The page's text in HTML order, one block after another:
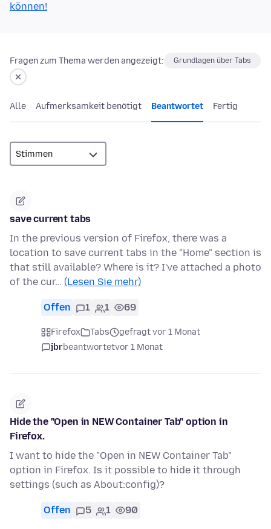
können!
Fragen zum Thema werden angezeigt: Grundlagen über Tabs
Alle Aufmerksamkeit benötigt Beantwortet Fertig
save current tabs
In the previous version of Firefox, there was a
location to save current tabs in the "Home" section is
that still available? Where is it? I've attached a photo
of the cur… (Lesen Sie mehr)
Offen 1 1 69
Firefox Tabs
gefragt vor 1 Monat
jbrbeantwortetvor 1 Monat
Hide the "Open in NEW Container Tab" option in
Firefox.
I want to hide the "Open in NEW Container Tab"
option in Firefox. Is it possible to hide it through
settings (such as About:config)?
Offen 5 1 90